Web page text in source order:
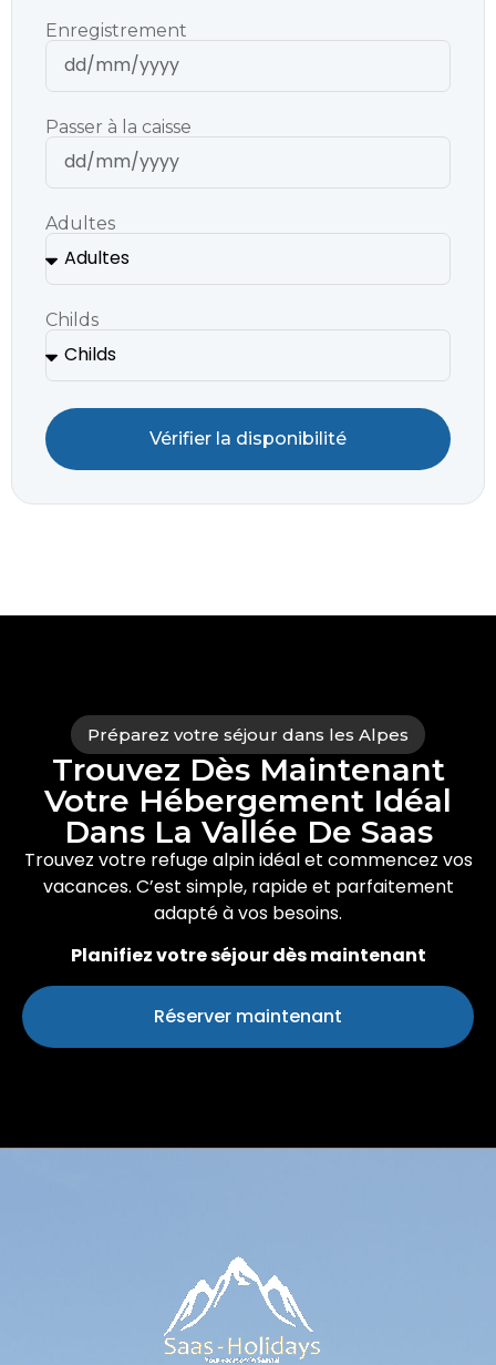
Enregistrement
Passer à la caisse
Adultes
Childs
Vérifier la disponibilité
Préparez votre séjour dans les Alpes
Trouvez Dès Maintenant
Votre Hébergement Idéal
Dans La Vallée De Saas
Trouvez votre refuge alpin idéal et commencez vos
vacances. C’est simple, rapide et parfaitement
adapté à vos besoins.
Planifiez votre séjour dès maintenant
Réserver maintenant